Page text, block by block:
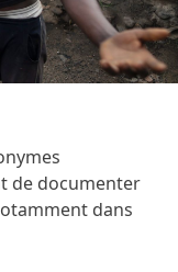
de documenter
dans